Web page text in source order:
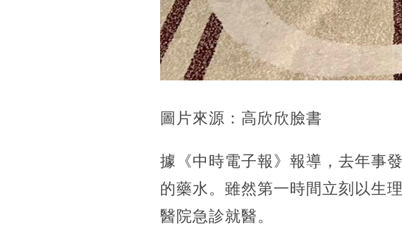
圖片來源：高欣欣臉書
據《中時電子報》報導，去年事
的藥水。雖然第一時間立刻以生
醫院急診就醫。